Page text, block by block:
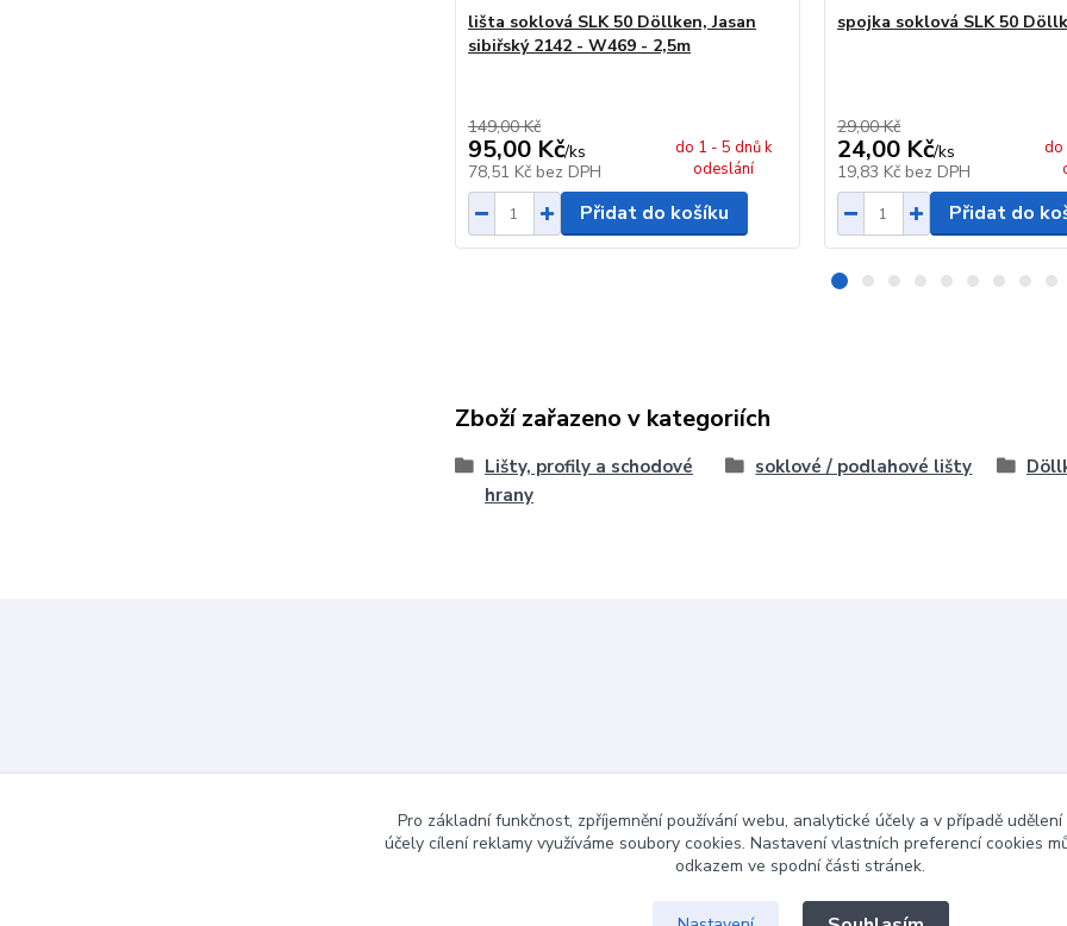
lišta soklová SLK 50 Döllken, Jasan
sibiřský 2142 - W469 - 2,5m
149,00 Kč
95,00 Kč/ks
78,51 Kč bez DPH
do 1 - 5 dnů k
odeslání
Přidat do košíku
spojka soklová SLK 50
29,00 Kč
24,00 Kč/ks
19,83 Kč bez DPH
do
Přidat do
Zboží zařazeno v kategoriích
Lišty, profily a schodové
hrany
soklové / podlahové lišty
Pro základní funkčnost, zpříjemnění používání webu, analytické účely a v případě
účely cílení reklamy využíváme soubory cookies. Nastavení vlastních preferencí cookies
odkazem ve spodní části stránek.